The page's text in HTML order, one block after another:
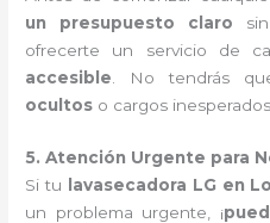
un presupuesto claro
ofrecerte un servicio de
accesible . No tendrás
ocultos o cargos inesperados.
5. Atención Urgente para
Si tu
lavasecadora LG en
un problema urgente, ¡